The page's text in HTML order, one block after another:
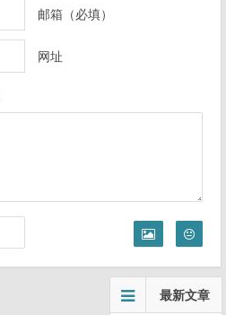
邮箱（必填）
网址
最新文章